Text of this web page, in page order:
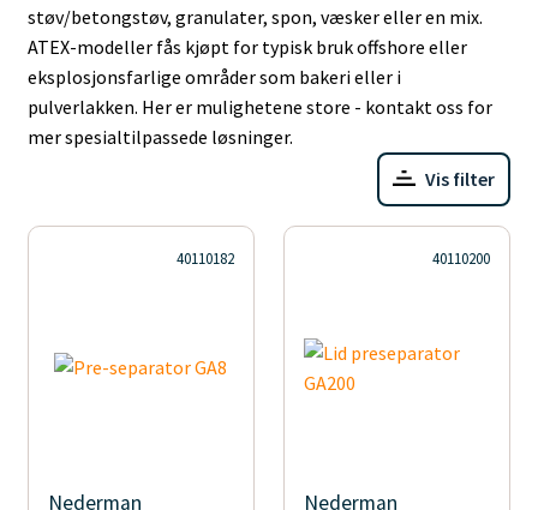
støv/betongstøv, granulater, spon, væsker eller en mix.
ATEX-modeller fås kjøpt for typisk bruk offshore eller
eksplosjonsfarlige områder som bakeri eller i
pulverlakken. Her er mulighetene store - kontakt oss for
mer spesialtilpassede løsninger.
Vis filter
40110182
Nederman
40110200
Nederman